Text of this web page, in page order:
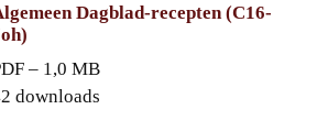
Dagblad-recepten (C16-
– 1,0 MB
downloads